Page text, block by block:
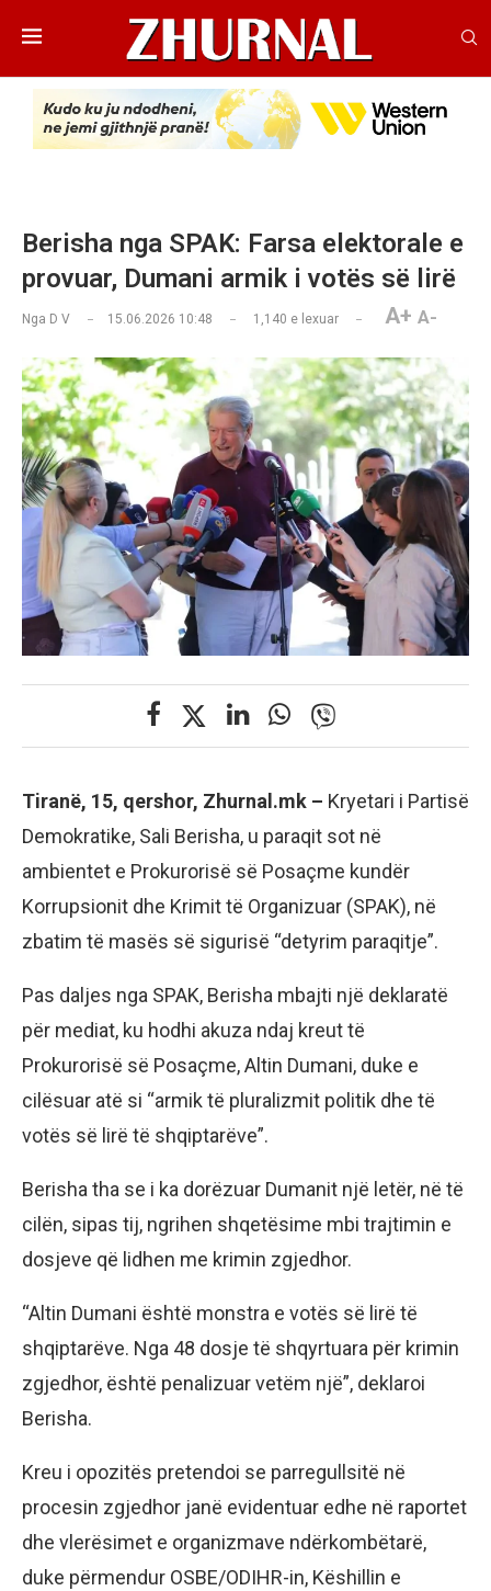
Berisha nga SPAK: Farsa elektorale e
provuar, Dumani armik i votës së lirë
Nga D V 15.06.2026 10:48 1,140 e lexuar A+ A-
Tiranë, 15, qershor, Zhurnal.mk – Kryetari i Partisë
Demokratike, Sali Berisha, u paraqit sot në
ambientet e Prokurorisë së Posaçme kundër
Korrupsionit dhe Krimit të Organizuar (SPAK), në
zbatim të masës së sigurisë “detyrim paraqitje”.
Pas daljes nga SPAK, Berisha mbajti një deklaratë
për mediat, ku hodhi akuza ndaj kreut të
Prokurorisë së Posaçme, Altin Dumani, duke e
cilësuar atë si “armik të pluralizmit politik dhe të
votës së lirë të shqiptarëve”.
Berisha tha se i ka dorëzuar Dumanit një letër, në të
cilën, sipas tij, ngrihen shqetësime mbi trajtimin e
dosjeve që lidhen me krimin zgjedhor.
“Altin Dumani është monstra e votës së lirë të
shqiptarëve. Nga 48 dosje të shqyrtuara për krimin
zgjedhor, është penalizuar vetëm një”, deklaroi
Berisha.
Kreu i opozitës pretendoi se parregullsitë në
procesin zgjedhor janë evidentuar edhe në raportet
dhe vlerësimet e organizmave ndërkombëtarë,
duke përmendur OSBE/ODIHR-in, Këshillin e